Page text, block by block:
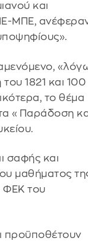
και
ΜΠΕ,
1821 και 100
το θέμα
«Παράδοση
σαφής και
μαθήματος
ΦΕΚ του
προϋποθέτουν